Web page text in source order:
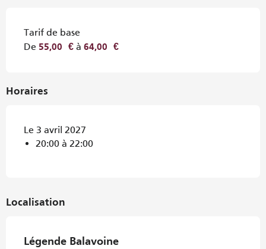
Tarif de base
De 55,00 € à 64,00 €
Horaires
Le 3 avril 2027
20:00 à 22:00
Localisation
Légende Balavoine